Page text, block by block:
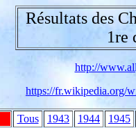
Résultats des
1re
http://
https://fr.wikipedia.org/
Tous 1943 1944 1945